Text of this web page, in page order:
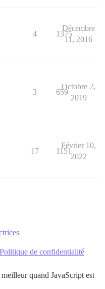
4 1375
Décembre
11, 2016
3 659
Octobre 2,
2019
17 1151
Février 10,
2022
Politique de confidentialité
quand JavaScript est